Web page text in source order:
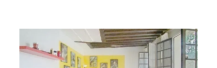
PARIS 75005
28,53 m 2, 1 pièce
Ref : 31807